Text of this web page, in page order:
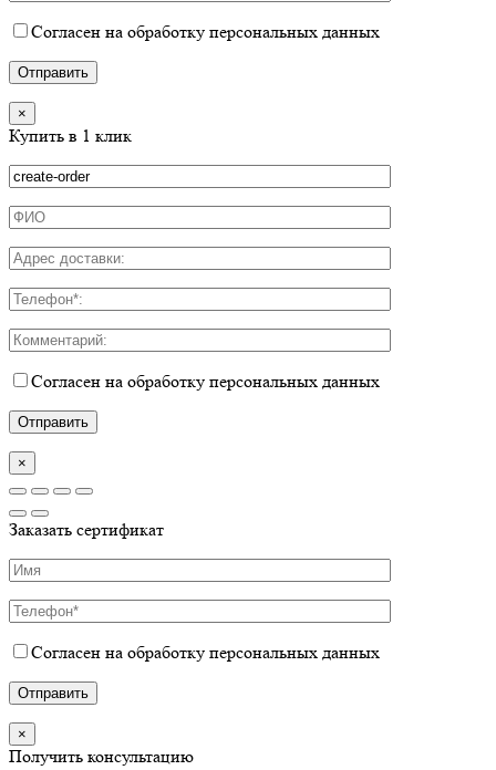
Согласен на обработку персональных данных
×
Купить в 1 клик
Согласен на обработку персональных данных
×
Заказать сертификат
Согласен на обработку персональных данных
×
Получить консультацию